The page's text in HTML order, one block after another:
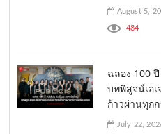
August 5,
484
ฉลอง 100
บทพิสูจน์เอ
ก้าวผ่านทุก
July 22,